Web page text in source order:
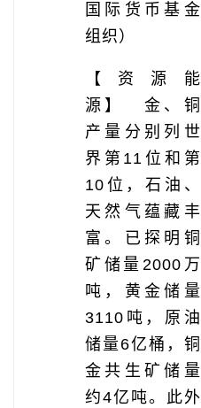
国际货币基金
组织）
【资源能
源】 金、铜
产量分别列世
界第11位和第
10位，石油、
天然气蕴藏丰
富。已探明铜
矿储量2000万
吨，黄金储量
3110吨，原油
储量6亿桶，铜
金共生矿储量
约4亿吨。此外